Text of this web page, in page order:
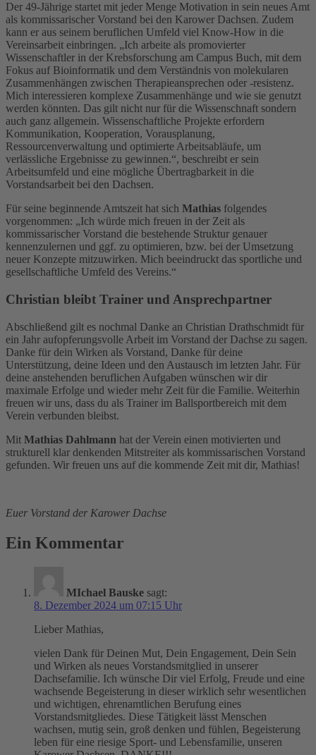
Der 49-Jährige startet mit jeder Menge Motivation in sein neues Amt
als kommissarischer Vorstand bei den Karower Dachsen. Zudem
kann er aus seinem beruflichen Umfeld viel Know-How in die
Vereinsarbeit einbringen. „Ich arbeite als promovierter
Wissenschaftler in der Krebsforschung am Campus Buch, mit dem
Fokus auf Bioinformatik und dem Verständnis von molekularen
Zusammenhängen zwischen Therapieansprechen oder -resistenz.
Mich interessieren komplexe Zusammenhänge und wie sie genutzt
werden könnten. Das gilt nicht nur für die Wissenschnaft sondern
auch ganz allgemein. Wissenschaftliche Projekte erfordern
Kommunikation, Kooperation, Vorausplanung,
Ressourcenverwaltung und optimierte Arbeitsabläufe, um
verlässliche Ergebnisse zu gewinnen.“, beschreibt er sein
Arbeitsumfeld und eine mögliche Übertragbarkeit in die
Vorstandsarbeit bei den Dachsen.
Für seine beginnende Amtszeit hat sich Mathias folgendes
vorgenommen: „Ich würde mich freuen in der Zeit als
kommissarischer Vorstand die bestehende Struktur genauer
kennenzulernen und ggf. zu optimieren, bzw. bei der Umsetzung
neuer Konzepte mitzuwirken. Mich beeindruckt das sportliche und
gesellschaftliche Umfeld des Vereins.“
Christian bleibt Trainer und Ansprechpartner
Abschließend gilt es nochmal Danke an Christian Drathschmidt für
ein Jahr aufopferungsvolle Arbeit im Vorstand der Dachse zu sagen.
Danke für dein Wirken als Vorstand, Danke für deine
Unterstützung, deine Ideen und den Austausch im letzten Jahr. Für
deine anstehenden beruflichen Aufgaben wünschen wir dir
maximale Erfolge und wieder mehr Zeit für die Familie. Weiterhin
freuen wir uns, dass du als Trainer im Ballsportbereich mit dem
Verein verbunden bleibst.
Mit Mathias Dahlmann hat der Verein einen motivierten und
strukturell klar denkenden Mitstreiter als kommissarischen Vorstand
gefunden. Wir freuen uns auf die kommende Zeit mit dir, Mathias!
Euer Vorstand der Karower Dachse
Ein Kommentar
MIchael Bauske sagt:
8. Dezember 2024 um 07:15 Uhr
Lieber Mathias,
vielen Dank für Deinen Mut, Dein Engagement, Dein Sein
und Wirken als neues Vorstandsmitglied in unserer
Dachsefamilie. Ich wünsche Dir viel Erfolg, Freude und eine
wachsende Begeisterung in dieser wirklich sehr wesentlichen
und wichtigen, ehrenamtlichen Berufung eines
Vorstandsmitgliedes. Diese Tätigkeit lässt Menschen
wachsen, mutig sein, groß denken und fühlen, Begeisterung
leben für eine riesige Sport- und Lebensfamilie, unseren